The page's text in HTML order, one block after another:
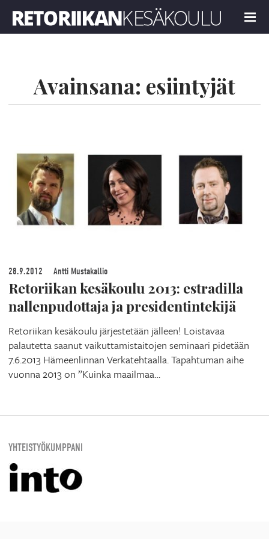
MENU
Avainsana: esiintyjät
28.9.2012 Antti Mustakallio
Retoriikan kesäkoulu 2013: estradilla
nallenpudottaja ja presidentintekijä
Retoriikan kesäkoulu järjestetään jälleen! Loistavaa
palautetta saanut vaikuttamistaitojen seminaari pidetään
7.6.2013 Hämeenlinnan Verkatehtaalla. Tapahtuman aihe
vuonna 2013 on ”Kuinka maailmaa…
YHTEISTYÖKUMPPANI